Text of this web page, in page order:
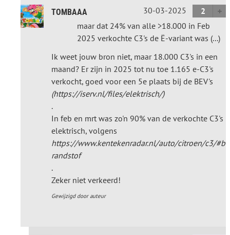
TOMBAAA 30-03-2025
2
maar dat 24% van alle >18.000 in Feb
2025 verkochte C3's de Ë-variant was (...)
Ik weet jouw bron niet, maar 18.000 C3's in een
maand? Er zijn in 2025 tot nu toe 1.165 e-C3's
verkocht, goed voor een 5e plaats bij de BEV's
(https://iserv.nl/files/elektrisch/)
.
In feb en mrt was zo'n 90% van de verkochte C3's
elektrisch, volgens
https://www.kentekenradar.nl/auto/citroen/c3/#b
randstof
.
Zeker niet verkeerd!
Gewijzigd door auteur